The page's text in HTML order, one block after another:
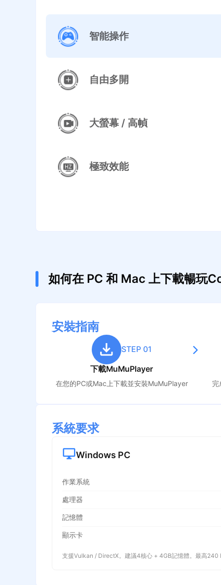
智能操作
自由多開
大螢幕 / 高幀
極致效能
如何在 PC 和 Mac 上下載暢玩
安裝指南
STEP 01
下載MuMuPlayer
在您的PC或Mac上下載並安裝MuMuPlayer 完
系統要求
Windows PC
作業系統
處理器
記憶體
顯示卡
支援Vulkan / DirectX。建議4核心 + 4GB記憶體。最高240